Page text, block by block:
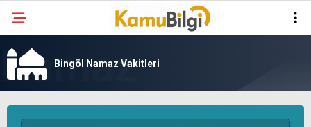
Bingöl Namaz Vakitleri